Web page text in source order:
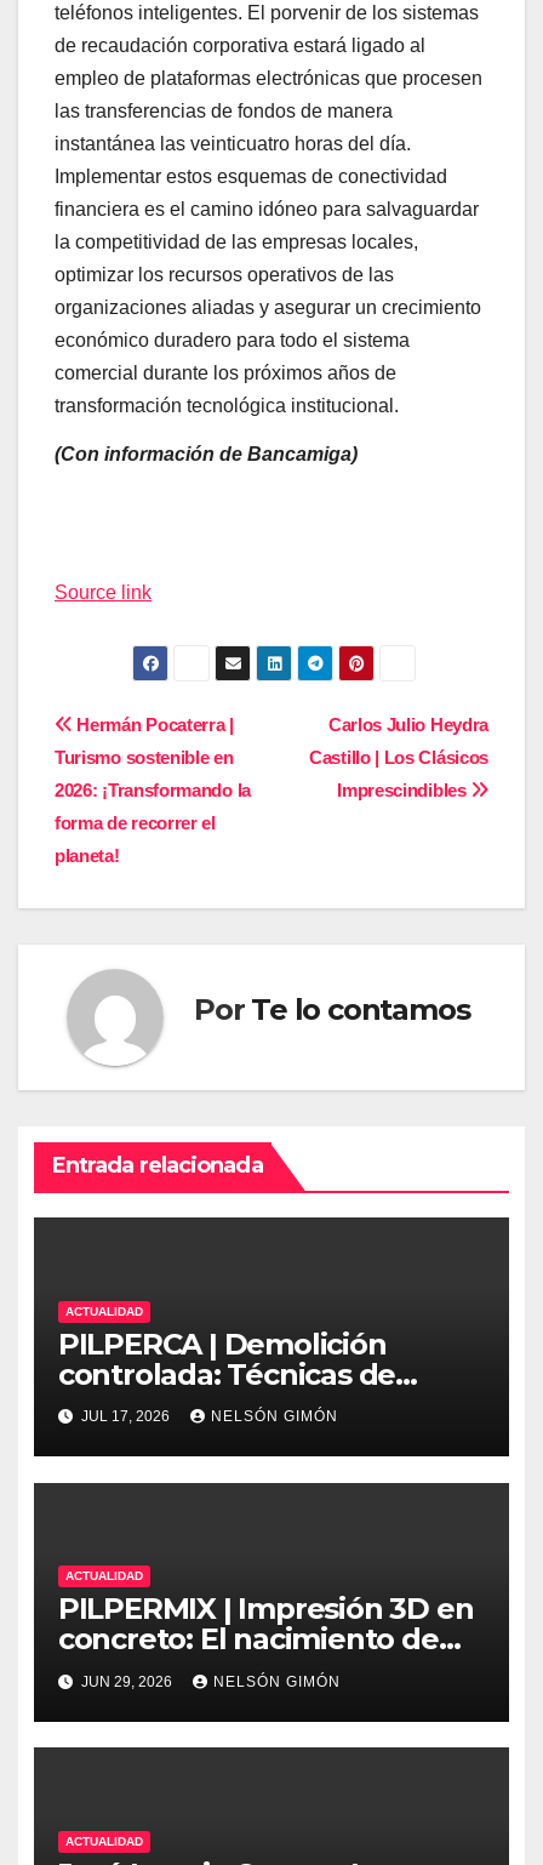
teléfonos inteligentes. El porvenir de los sistemas
de recaudación corporativa estará ligado al
empleo de plataformas electrónicas que procesen
las transferencias de fondos de manera
instantánea las veinticuatro horas del día.
Implementar estos esquemas de conectividad
financiera es el camino idóneo para salvaguardar
la competitividad de las empresas locales,
optimizar los recursos operativos de las
organizaciones aliadas y asegurar un crecimiento
económico duradero para todo el sistema
comercial durante los próximos años de
transformación tecnológica institucional.
(Con información de Bancamiga)
Source link
Navegación
de
entradas
Carlos Julio Heydra
Castillo | Los Clásicos
Imprescindibles
Hermán Pocaterra |
Turismo sostenible en
2026: ¡Transformando la
forma de recorrer el
planeta!
Por Te lo contamos
Entrada relacionada
ACTUALIDAD
PILPERCA | Demolición
controlada: Técnicas de
precisión y protocolos de
seguridad en la ingeniería
moderna
JUL 17, 2026 NELSÓN GIMÓN
ACTUALIDAD
PILPERMIX | Impresión 3D en
concreto: El nacimiento de
una nueva era arquitectónica
automatizada
JUN 29, 2026 NELSÓN GIMÓN
ACTUALIDAD